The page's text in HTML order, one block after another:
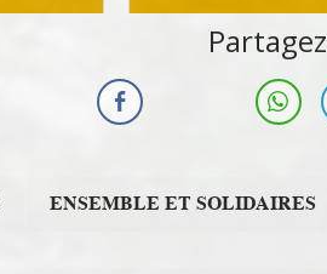
Associations
Partagez
ENSEMBLE ET SOLIDAIRES